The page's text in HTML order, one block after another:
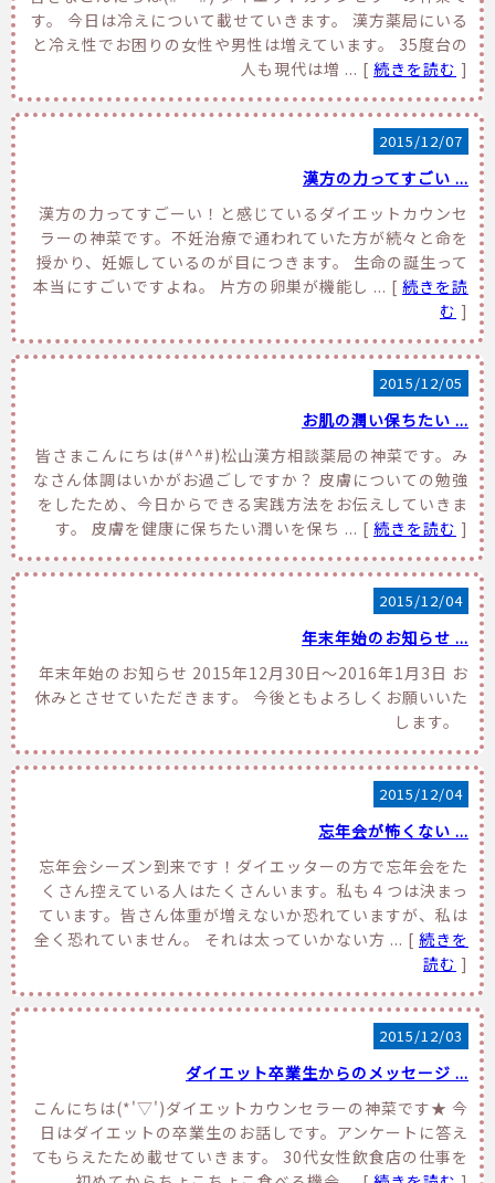
す。 今日は冷えについて載せていきます。 漢方薬局にいる
と冷え性でお困りの女性や男性は増えています。 35度台の
人も現代は増 ... [ 続きを読む ]
2015/12/07
漢方の力ってすごい ...
漢方の力ってすごーい！と感じているダイエットカウンセ
ラーの神菜です。不妊治療で通われていた方が続々と命を
授かり、妊娠しているのが目につきます。 生命の誕生って
本当にすごいですよね。 片方の卵巣が機能し ... [ 続きを読
む ]
2015/12/05
お肌の潤い保ちたい ...
皆さまこんにちは(#^^#)松山漢方相談薬局の神菜です。み
なさん体調はいかがお過ごしですか？ 皮膚についての勉強
をしたため、今日からできる実践方法をお伝えしていきま
す。 皮膚を健康に保ちたい潤いを保ち ... [ 続きを読む ]
2015/12/04
年末年始のお知らせ ...
年末年始のお知らせ 2015年12月30日～2016年1月3日 お
休みとさせていただきます。 今後ともよろしくお願いいた
します。
2015/12/04
忘年会が怖くない ...
忘年会シーズン到来です！ダイエッターの方で忘年会をた
くさん控えている人はたくさんいます。私も４つは決まっ
ています。皆さん体重が増えないか恐れていますが、私は
全く恐れていません。 それは太っていかない方 ... [ 続きを
読む ]
2015/12/03
ダイエット卒業生からのメッセージ ...
こんにちは(*'▽')ダイエットカウンセラーの神菜です★ 今
日はダイエットの卒業生のお話しです。アンケートに答え
てもらえたため載せていきます。 30代女性飲食店の仕事を